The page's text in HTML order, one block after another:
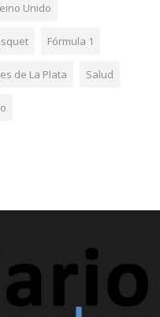
Unido
Fórmula 1
de La Plata Salud